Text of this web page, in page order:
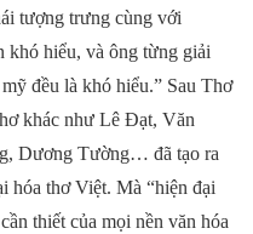
tượng trưng cùng với
khó hiểu, và ông từng giải
đều là khó hiểu.” Sau Thơ
khác như Lê Đạt, Văn
Dương Tường… đã tạo ra
hóa thơ Việt. Mà “hiện đại
thiết của mọi nền văn hóa